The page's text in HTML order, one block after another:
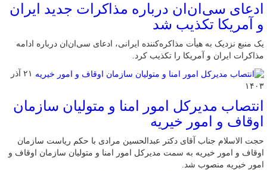
ادعای سی‌ان‌ان درباره مذاکرات جدید ایران
و آمریکا تکذیب شد
یک منبع نزدیک به هیأت مذاکره‌کننده ایرانی، ادعای سی‌ان‌ان درباره ادامه
مذاکرات ایران و آمریکا را تکذیب کرد.
۲۱ آذر
۱۴۰۳
انتصاب مدیرکل امور امنا و متولیان سازمان
اوقاف و امور خیریه
حجت الاسلام جناب آقای دکتر عبدالحسین مرادی با حکم ریاست سازمان
اوقاف و امور خیریه به سمت مدیرکل امور امنا و متولیان سازمان اوقاف و
امور خیریه منصوب شد.